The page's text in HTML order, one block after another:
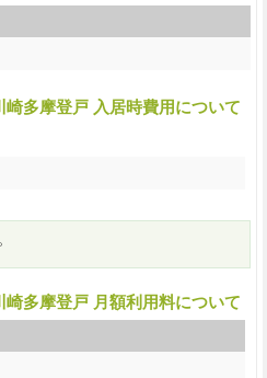
多摩登戸 入居時費用について
多摩登戸 月額利用料について